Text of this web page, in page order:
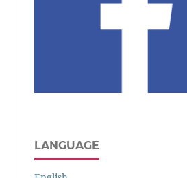
LANGUAGE